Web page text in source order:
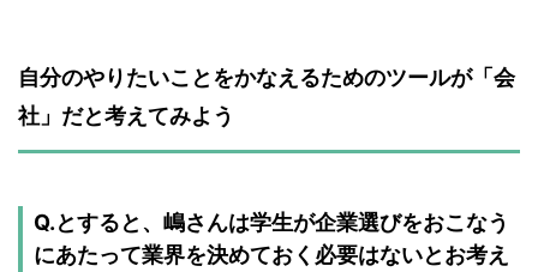
自分のやりたいことをかなえるためのツールが「会
社」だと考えてみよう
Q.とすると、嶋さんは学生が企業選びをおこなう
にあたって業界を決めておく必要はないとお考え